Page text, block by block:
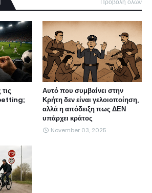
Αυτό που συμβαίνει στην
Κρήτη δεν είναι γελοιοποίηση,
αλλά η απόδειξη πως ΔΕΝ
υπάρχει κράτος
November 03, 2025